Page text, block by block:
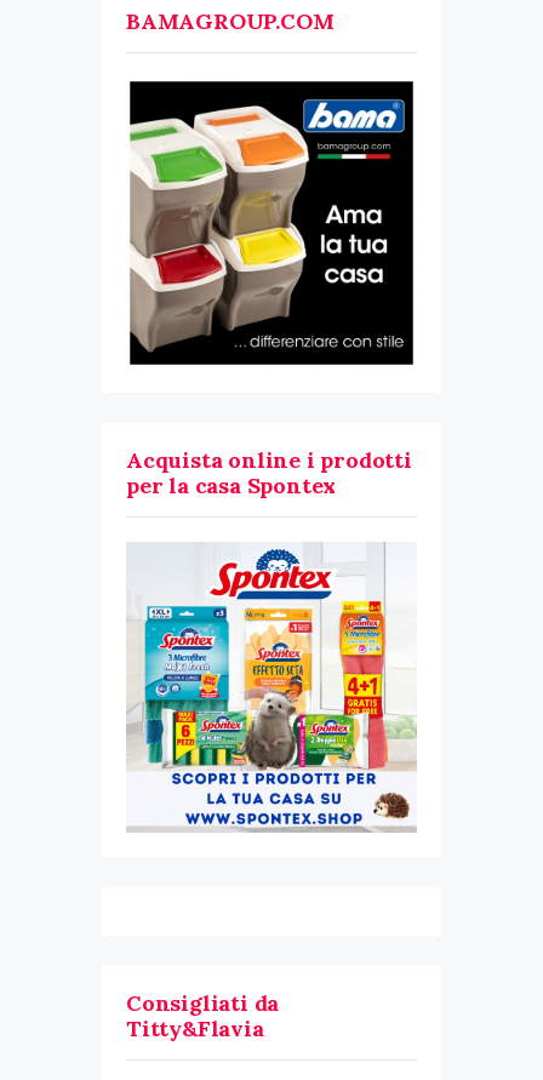
BAMAGROUP.COM
Acquista online i prodotti
per la casa Spontex
Consigliati da
Titty&Flavia